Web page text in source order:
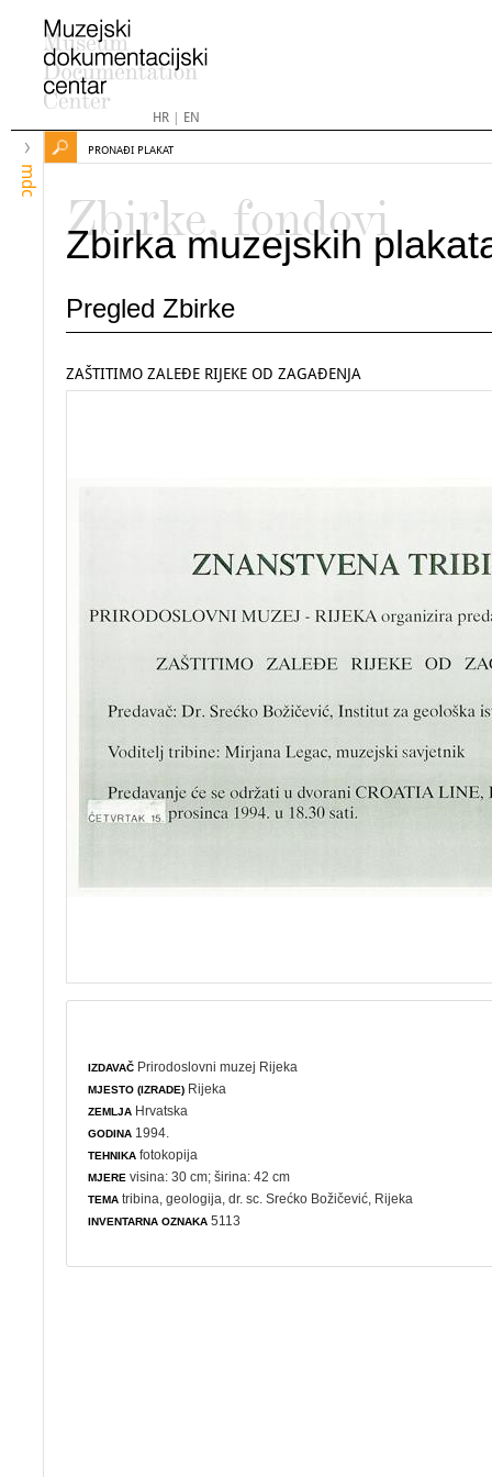
HR| EN
mdc
PRONAĐI PLAKAT
Zbirke, fondovi
Zbirka muzejskih
Pregled Zbirke
ZAŠTITIMO ZALEĐE RIJEKE OD ZAGAĐENJA
IZDAVAČ Prirodoslovni muzej Rijeka
MJESTO (IZRADE) Rijeka
ZEMLJA Hrvatska
GODINA 1994.
TEHNIKA fotokopija
MJERE visina: 30 cm; širina: 42 cm
TEMA tribina ,geologija , dr. sc. Srećko Božičević, Rijeka
INVENTARNA OZNAKA 5113